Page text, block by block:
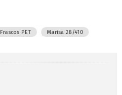
Frascos PET , Marisa 28/410